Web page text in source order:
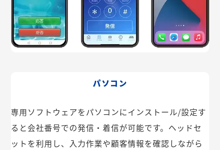
パソコン
専用ソフトウェアをパソコンにインストール/設定す
ると会社番号での発信・着信が可能です。ヘッドセ
ットを利用し、入力作業や顧客情報を確認しながら